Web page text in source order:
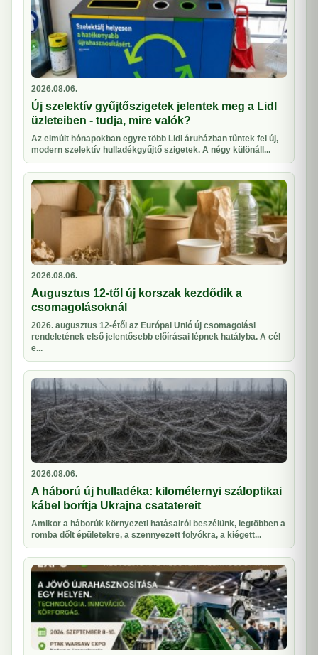
2026.08.06.
Új szelektív gyűjtőszigetek jelentek meg a Lidl
üzleteiben - tudja, mire valók?
Az elmúlt hónapokban egyre több Lidl áruházban tűntek fel új,
modern szelektív hulladékgyűjtő szigetek. A négy különáll...
2026.08.06.
Augusztus 12-től új korszak kezdődik a
csomagolásoknál
2026. augusztus 12-étől az Európai Unió új csomagolási
rendeletének első jelentősebb előírásai lépnek hatályba. A cél
e...
2026.08.06.
A háború új hulladéka: kilométernyi száloptikai
kábel borítja Ukrajna csatatereit
Amikor a háborúk környezeti hatásairól beszélünk, legtöbben a
romba dőlt épületekre, a szennyezett folyókra, a kiégett...